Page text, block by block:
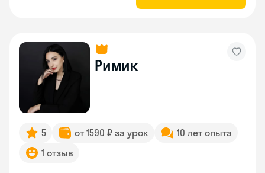
Римик
5 от 1590 ₽ за урок
10 лет опыта
1 отзыв